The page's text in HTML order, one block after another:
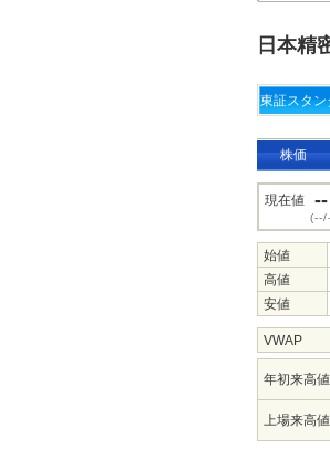
日本精
東証スタ
株価
現在値 --
始値
高値
安値
VWAP
年初来高値
上場来高値